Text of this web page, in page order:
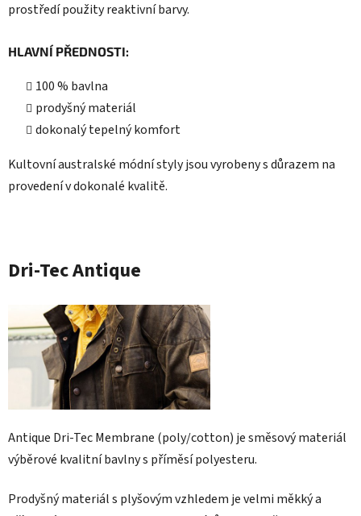
prostředí použity reaktivní barvy.
HLAVNÍ PŘEDNOSTI:
100 % bavlna
prodyšný materiál
dokonalý tepelný komfort
Kultovní australské módní styly jsou vyrobeny s důrazem na
provedení v dokonalé kvalitě.
Dri-Tec Antique
Antique Dri-Tec Membrane (poly/cotton) je směsový materiál
výběrové kvalitní bavlny s příměsí polyesteru.
Prodyšný materiál s plyšovým vzhledem je velmi měkký a